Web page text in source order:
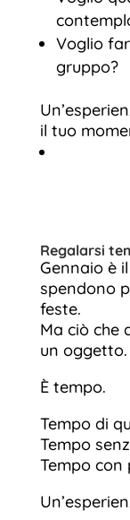
Voglio
gruppo?
il tuo
Regalarsi
Gennaio è
spendono
feste.
Ma ciò che
un oggetto.
È tempo.
Tempo di
Tempo
Tempo con